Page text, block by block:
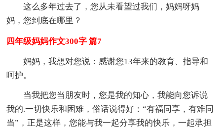
这么多年过去了，您从未看望过我们，妈妈呀妈
妈，您到底在哪里？
四年级妈妈作文300字 篇7
妈妈，我想对您说：感谢您13年来的教育、指导和
呵护。
当我把您当朋友时，您是我的知心，我能向您诉说
我的.一切快乐和困难，俗话说得好：“有福同享，有难同
当”，正是这样，您能与我一起分享我的快乐，一起承担